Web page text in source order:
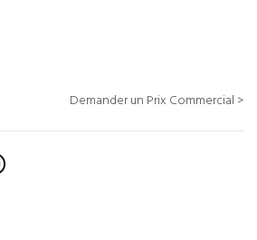
Demander un Prix Commercial >